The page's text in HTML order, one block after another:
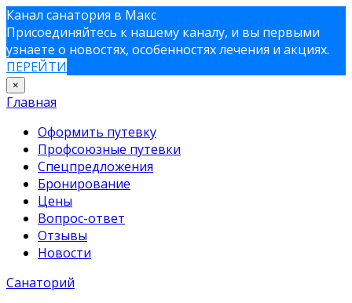
Канал санатория в Макс
Присоединяйтесь к нашему каналу, и вы первыми
узнаете о новостях, особенностях лечения и акциях.
ПЕРЕЙТИ
×
Главная
Оформить путевку
Профсоюзные путевки
Спецпредложения
Бронирование
Цены
Вопрос-ответ
Отзывы
Новости
Санаторий